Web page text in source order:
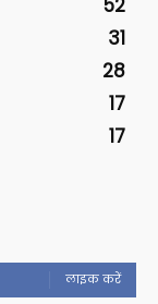
52
31
28
17
17
लाइक करें